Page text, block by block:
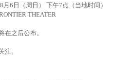
月6日（周日） 下午7点（当地时间）
THEATER
在之后公布。
注。